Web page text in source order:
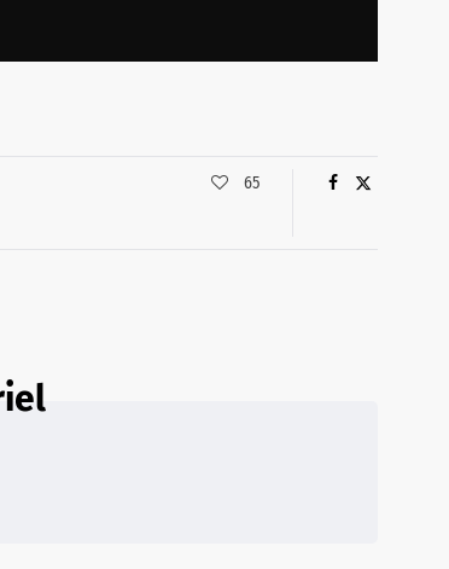
65